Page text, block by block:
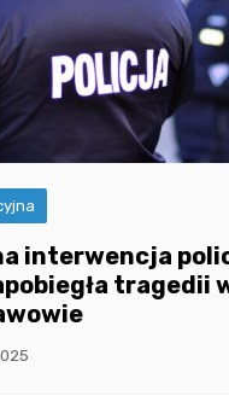
interwencja
tragedii